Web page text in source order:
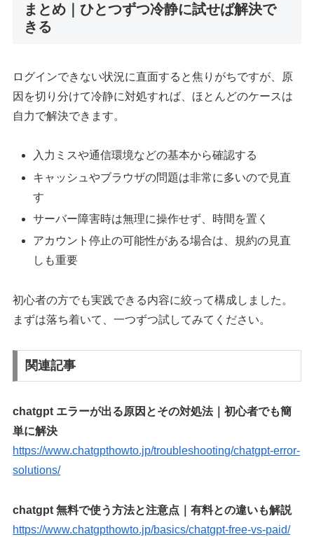
まとめ｜ひとつずつ冷静に試せば解決で
きる
ログインできない状況に直面すると焦りがちですが、原
因を切り分けて冷静に対処すれば、ほとんどのケースは
自力で解決できます。
入力ミスや通信環境などの基本から確認する
キャッシュやブラウザの問題は非常に多いので見直
す
サーバー障害時は無理に操作せず、時間を置く
アカウント停止の可能性がある場合は、規約の見直
しも重要
初心者の方でも実践できる内容に絞って構成しました。
まずは落ち着いて、一つずつ試してみてください。
関連記事
chatgpt エラーが出る原因とその対処法｜初心者でも簡
単に解決
https://www.chatgpthowto.jp/troubleshooting/chatgpt-error-
solutions/
chatgpt 無料で使う方法と注意点｜有料との違いも解説
https://www.chatgpthowto.jp/basics/chatgpt-free-vs-paid/